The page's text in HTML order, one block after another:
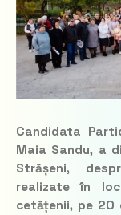
Candidata
Maia Sandu, a
Strășeni,
realizate în
cetățenii, pe 20